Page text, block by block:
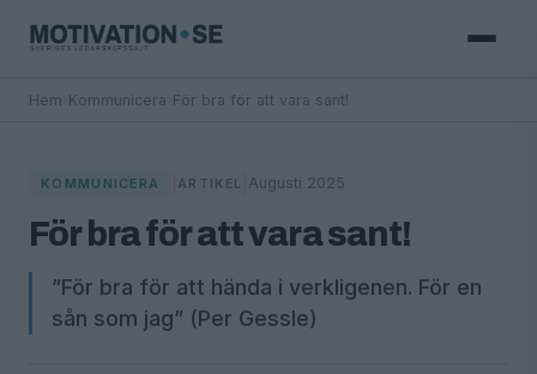
Hem Kommunicera För bra för att vara sant!
KOMMUNICERA ARTIKEL Augusti 2025
För bra för att vara sant!
”För bra för att hända i verkligenen. För en
sån som jag” (Per Gessle)